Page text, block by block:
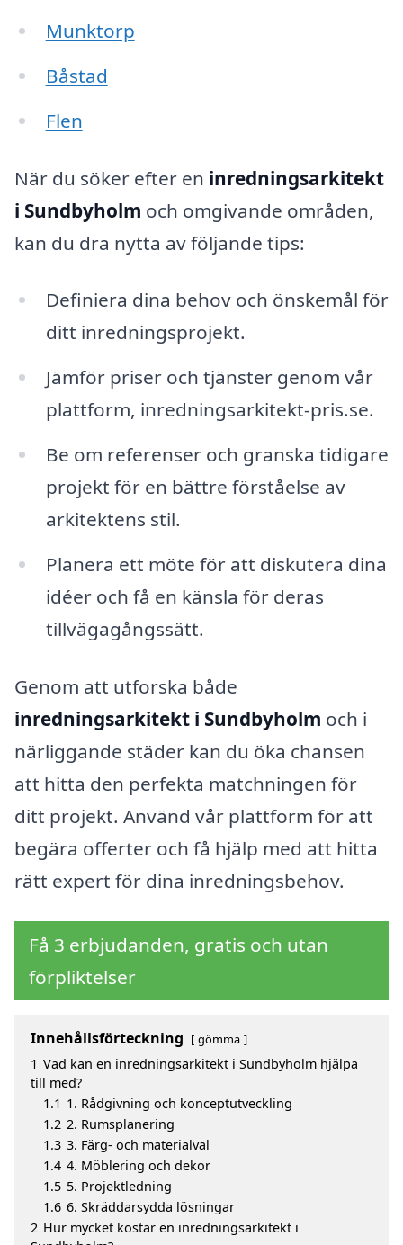
Munktorp
Båstad
Flen
När du söker efter en inredningsarkitekt
i Sundbyholm och omgivande områden,
kan du dra nytta av följande tips:
Definiera dina behov och önskemål för
ditt inredningsprojekt.
Jämför priser och tjänster genom vår
plattform, inredningsarkitekt-pris.se.
Be om referenser och granska tidigare
projekt för en bättre förståelse av
arkitektens stil.
Planera ett möte för att diskutera dina
idéer och få en känsla för deras
tillvägagångssätt.
Genom att utforska både
inredningsarkitekt i Sundbyholm och i
närliggande städer kan du öka chansen
att hitta den perfekta matchningen för
ditt projekt. Använd vår plattform för att
begära offerter och få hjälp med att hitta
rätt expert för dina inredningsbehov.
Få 3 erbjudanden, gratis och utan
förpliktelser
Innehållsförteckning gömma
1 Vad kan en inredningsarkitekt i Sundbyholm hjälpa
till med?
1.1 1. Rådgivning och konceptutveckling
1.2 2. Rumsplanering
1.3 3. Färg- och materialval
1.4 4. Möblering och dekor
1.5 5. Projektledning
1.6 6. Skräddarsydda lösningar
2 Hur mycket kostar en inredningsarkitekt i